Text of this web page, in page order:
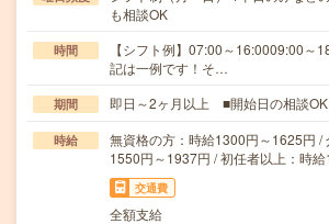
も相談OK
時間
【シフト例】07:00～16:0009:00～
記は一例です！そ…
期間 即日～2ヶ月以上 ■開始日の相談OK
時給
無資格の方：時給1300円～1625円 /
1550円～1937円 / 初任者以上：時
交通費
全額支給